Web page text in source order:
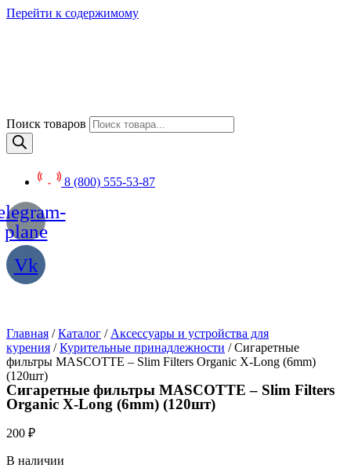
Перейти к содержимому
Поиск товаров
8 (800) 555-53-87
plane
Vk
Главная /Каталог / Аксессуары и устройства для
курения /Курительные принадлежности / Сигаретные
фильтры MASCOTTE – Slim Filters Organic X-Long (6mm)
(120шт)
Сигаретные фильтры MASCOTTE – Slim Filters
Organic X-Long (6mm) (120шт)
200 ₽
В наличии